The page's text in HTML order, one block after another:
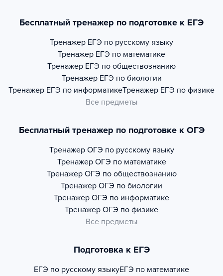
Бесплатный тренажер по подготовке к ЕГЭ
Тренажер ЕГЭ по русскому языку
Тренажер ЕГЭ по математике
Тренажер ЕГЭ по обществознанию
Тренажер ЕГЭ по биологии
Тренажер ЕГЭ по информатикеТренажер ЕГЭ по физике
Все предметы
Бесплатный тренажер по подготовке к ОГЭ
Тренажер ОГЭ по русскому языку
Тренажер ОГЭ по математике
Тренажер ОГЭ по обществознанию
Тренажер ОГЭ по биологии
Тренажер ОГЭ по информатике
Тренажер ОГЭ по физике
Все предметы
Подготовка к ЕГЭ
ЕГЭ по русскому языкуЕГЭ по математике